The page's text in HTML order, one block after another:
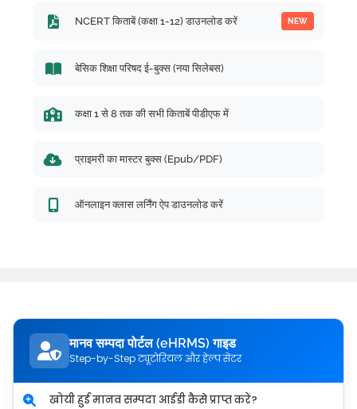
NCERT किताबें (कक्षा 1-12) डाउनलोड करें NEW
बेसिक शिक्षा परिषद ई-बुक्स (नया सिलेबस)
कक्षा 1 से 8 तक की सभी किताबें पीडीएफ में
प्राइमरी का मास्टर बुक्स (Epub/PDF)
ऑनलाइन क्लास लर्निंग ऐप डाउनलोड करें
मानव सम्पदा पोर्टल (eHRMS) गाइड
Step-by-Step ट्यूटोरियल और हेल्प सेंटर
खोयी हुई मानव सम्पदा आईडी कैसे प्राप्त करें?